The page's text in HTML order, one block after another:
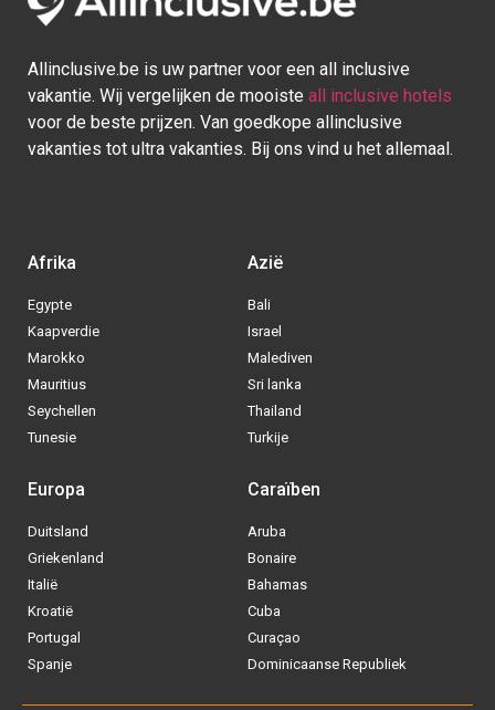
Allinclusive.be is uw partner voor een all inclusive
vakantie. Wij vergelijken de mooiste all inclusive hotels
voor de beste prijzen. Van goedkope allinclusive
vakanties tot ultra vakanties. Bij ons vind u het allemaal.
Afrika
Egypte
Kaapverdie
Marokko
Mauritius
Seychellen
Tunesie
Azië
Bali
Israel
Malediven
Sri lanka
Thailand
Turkije
Europa
Duitsland
Griekenland
Italië
Kroatië
Portugal
Spanje
Caraïben
Aruba
Bonaire
Bahamas
Cuba
Curaçao
Dominicaanse Republiek
Vakantiediscounter